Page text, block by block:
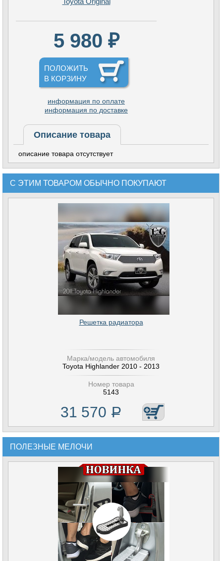
5 980 ₽
ПОЛОЖИТЬ
В КОРЗИНУ
информация по оплате
информация по доставке
Описание товара
описание товара отсутствует
С ЭТИМ ТОВАРОМ ОБЫЧНО ПОКУПАЮТ
Решетка радиатора
Марка/модель автомобиля
Toyota Highlander 2010 - 2013
Номер товара
5143
31 570 Р
ПОЛЕЗНЫЕ МЕЛОЧИ